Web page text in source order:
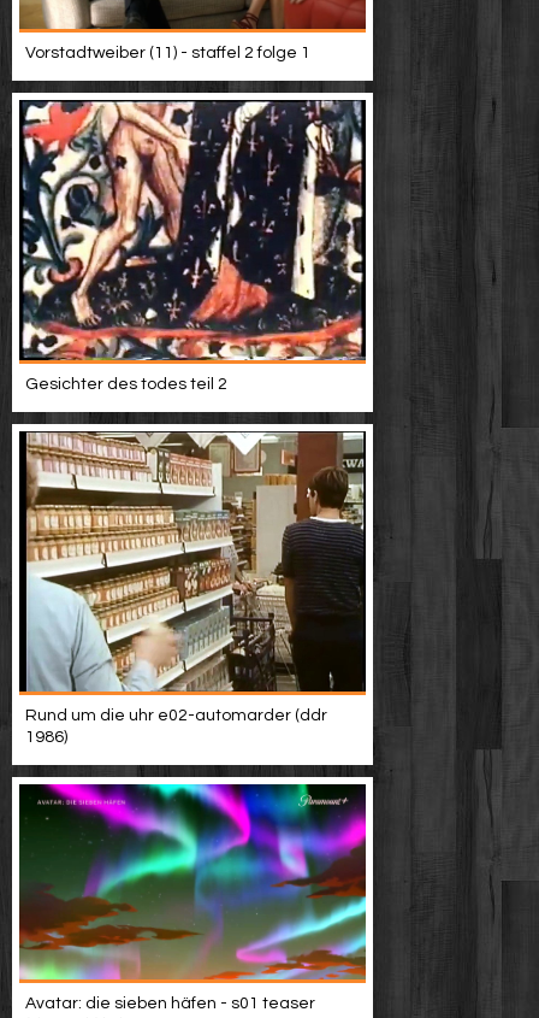
Vorstadtweiber (11) - staffel 2 folge 1
Gesichter des todes teil 2
Rund um die uhr e02-automarder (ddr
1986)
Avatar: die sieben häfen - s01 teaser